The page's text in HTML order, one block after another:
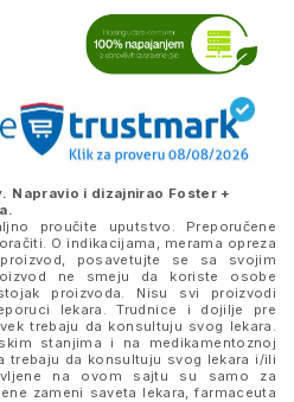
Napravio i dizajnirao Foster +
proučite uputstvo. Preporučene
O indikacijama, merama opreza
posavetujte se sa svojim
ne smeju da koriste osobe
proizvoda. Nisu svi proizvodi
lekara. Trudnice i dojilje pre
trebaju da konsultuju svog lekara.
stanjima i na medikamentoznoj
trebaju da konsultuju svog lekara i/ili
na ovom sajtu su samo za
zameni saveta lekara, farmaceuta